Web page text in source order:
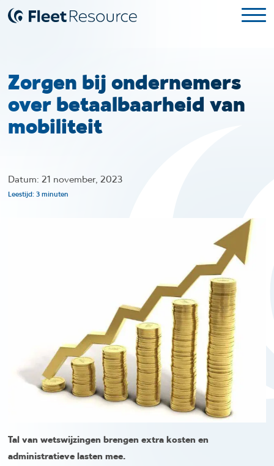
Zorgen bij ondernemers
over betaalbaarheid van
mobiliteit
Datum: 21 november, 2023
Leestijd: 3 minuten
Tal van wetswijzingen brengen extra kosten en
administratieve lasten mee.